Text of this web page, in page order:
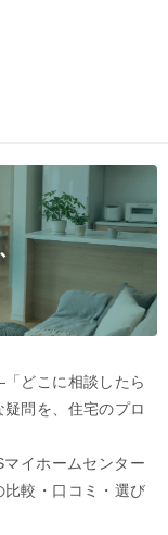
どこに相談したら
問を、住宅のプロ
イホームセンター
較・口コミ・選び